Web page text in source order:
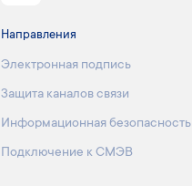
Направления
Электронная подпись
Защита каналов связи
Информационная безопасность
Подключение к СМЭВ